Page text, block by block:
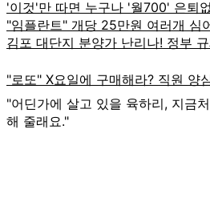
"어딘가에 살고 있을 육하리, 지금
해 줄래요."